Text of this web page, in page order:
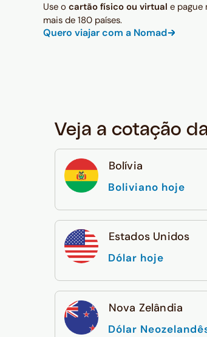
Use o cartão físico ou virtual e pague
mais de 180 países.
Quero viajar com a Nomad
Veja a cotação
Bolívia
Boliviano hoje
Estados Unidos
Dólar hoje
Nova Zelândia
Dólar